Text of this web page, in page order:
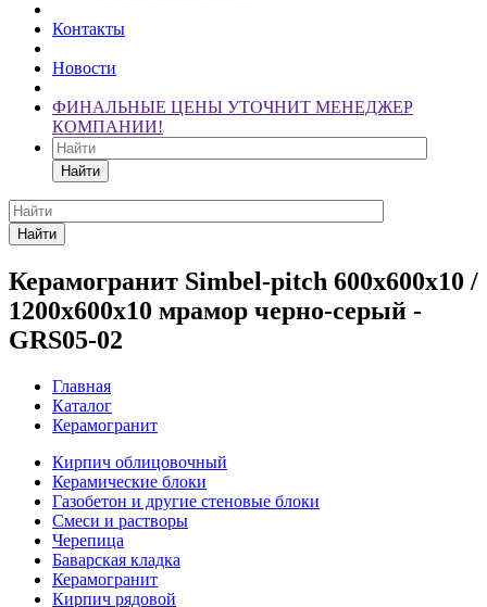
Контакты
Новости
ФИНАЛЬНЫЕ ЦЕНЫ УТОЧНИТ МЕНЕДЖЕР
КОМПАНИИ!
Найти
Найти
Керамогранит Simbel-pitch 600х600х10 /
1200х600х10 мрамор черно-серый -
GRS05-02
Главная
Каталог
Керамогранит
Кирпич облицовочный
Керамические блоки
Газобетон и другие стеновые блоки
Смеси и растворы
Черепица
Баварская кладка
Керамогранит
Кирпич рядовой